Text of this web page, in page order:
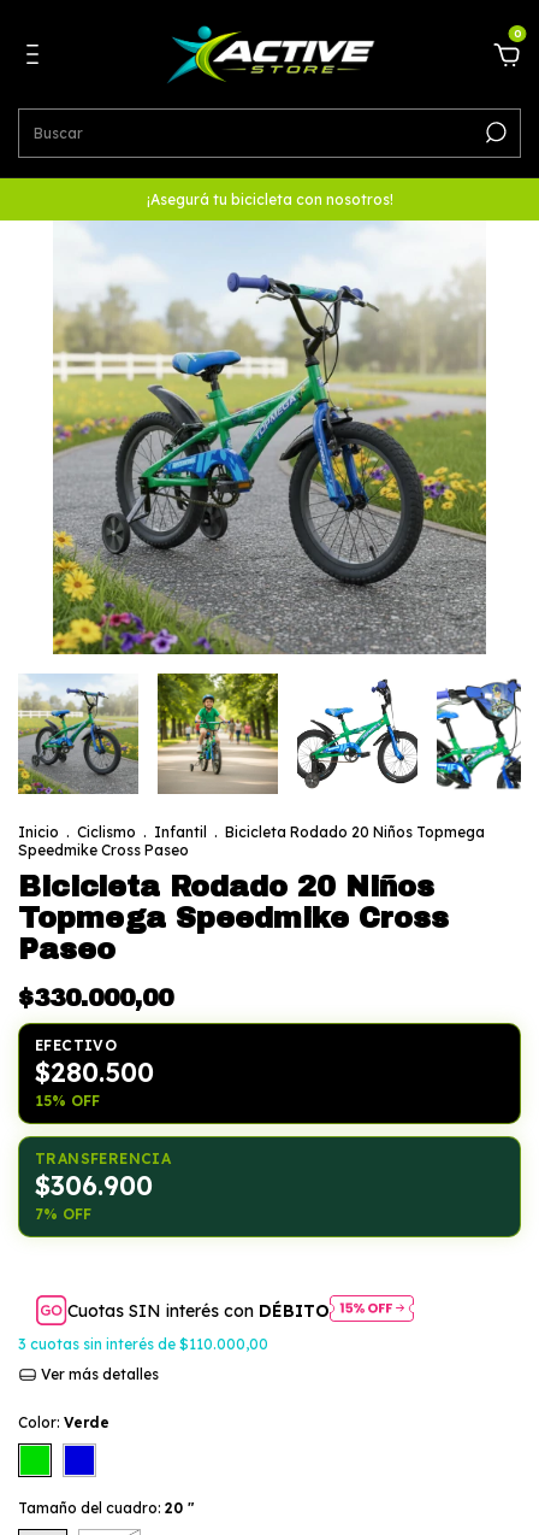
0
¡Asegurá tu bicicleta con nosotros!
Inicio . Ciclismo . Infantil . Bicicleta Rodado 20 Niños Topmega
Speedmike Cross Paseo
Bicicleta Rodado 20 Niños
Topmega Speedmike Cross
Paseo
$330.000,00
EFECTIVO
$280.500
15% OFF
TRANSFERENCIA
$306.900
7% OFF
Cuotas SIN interés con DÉBITO
3 cuotas sin interés de $110.000,00
Ver más detalles
Color: Verde
Tamaño del cuadro: 20 "